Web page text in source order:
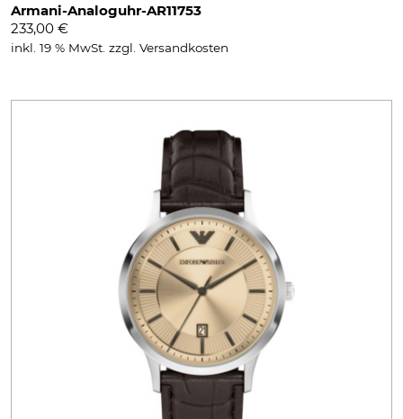
Armani-Analoguhr-AR11753
233,00 €
inkl. 19 % MwSt. zzgl. Versandkosten